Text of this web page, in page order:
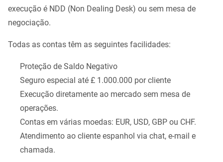
execução é NDD (Non Dealing Desk) ou sem mesa de
negociação.
Todas as contas têm as seguintes facilidades:
Proteção de Saldo Negativo
Seguro especial até £ 1.000.000 por cliente
Execução diretamente ao mercado sem mesa de
operações.
Contas em várias moedas: EUR, USD, GBP ou CHF.
Atendimento ao cliente espanhol via chat, e-mail e
chamada.